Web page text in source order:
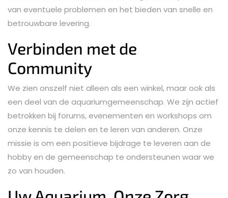
van eventuele problemen en het bieden van snelle en
betrouwbare levering.
Verbinden met de
Community
We zien onszelf niet alleen als een winkel, maar ook als
een deel van de aquariumgemeenschap. We zijn actief
betrokken bij forums, evenementen en workshops om
onze kennis te delen en te leren van anderen. Onze
missie is om een positieve bijdrage te leveren aan de
hobby en de gemeenschap te ondersteunen waar we
zo van houden.